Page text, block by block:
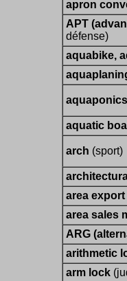
apron
APT
défense)
aquabike,
aquaponics
aquatic
arch (sport)
area
area sales
ARG
arithmetic
arm lock